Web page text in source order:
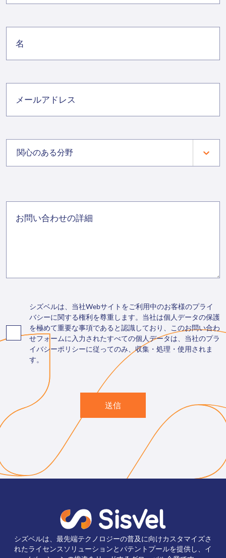
関心のある分野
シズベルは、当社Webサイトをご利用中のお客様のプライ
バシーに関する権利を尊重します。当社は個人データの保護
を極めて重要な事項であると認識しており、このお問い合わ
せフォームに入力されたすべての個人データは、当社のプラ
イバシーポリシーに従ってのみ、収集・処理・使用されま
す。
送信
シズベルは、最先端テクノロジーの普及に向けカスタマイズさ
れたライセンスソリューションとパテントプールを提供し、イ